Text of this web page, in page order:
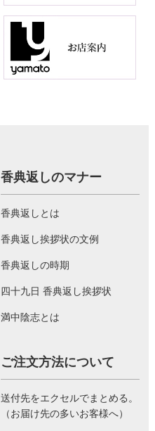
香典返しのマナー
香典返しとは
香典返し挨拶状の文例
香典返しの時期
四十九日 香典返し挨拶状
満中陰志とは
ご注文方法について
送付先をエクセルでまとめる。
（お届け先の多いお客様へ）